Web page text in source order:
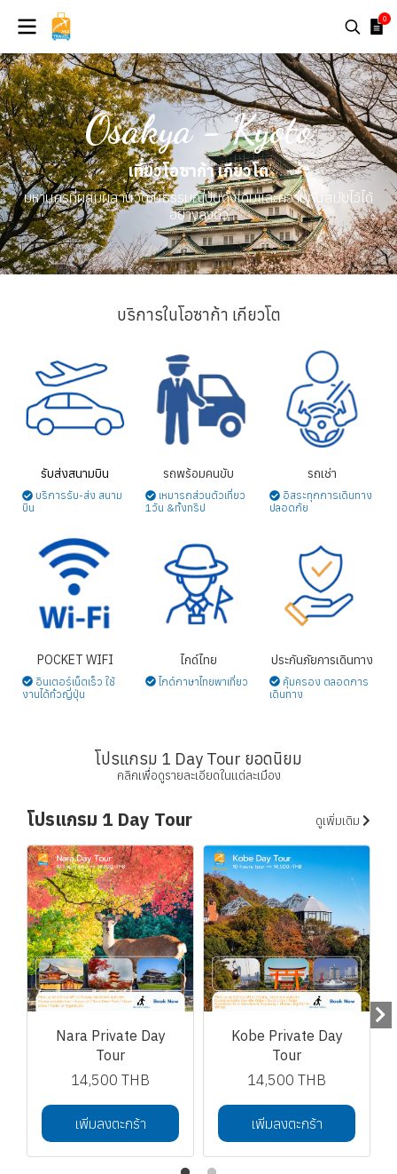
0
Osakya - Kyoto
เที่ยวโอซาก้า เกียวโต
มหานครที่ผสมผสานวัฒนธรรมญี่ปุ่นดั้งเดิมและความทันสมัยไว้ได้
อย่างลงตัว
บริการในโอซาก้า เกียวโต
รับส่งสนามบิน
บริการรับ-ส่ง สนาม
บิน
รถพร้อมคนขับ
เหมารถส่วนตัวเที่ยว
1วัน &ทั้งทริป
รถเช่า
อิสระทุกการเดินทาง
ปลอดภัย
POCKET WIFI
อินเตอร์เน็ตเร็ว ใช้
งานได้ทั่วญี่ปุ่น
ไกด์ไทย
ไกด์ภาษาไทยพาเที่ยว
ประกันภัยการเดินทาง
คุ้มครอง ตลอดการ
เดินทาง
โปรแกรม 1 Day Tour ยอดนิยม
คลิกเพื่อดูรายละเอียดในแต่ละเมือง
โปรแกรม 1 Day Tour ดูเพิ่มเติม
Nara Private Day
Tour
14,500 THB
เพิ่มลงตะกร้า
Kobe Private Day
Tour
14,500 THB
เพิ่มลงตะกร้า